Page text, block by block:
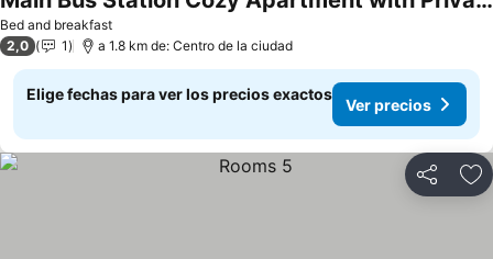
Bed and breakfast
2,0 1 a 1.8 km de: Centro de la ciudad
Elige fechas para ver los precios exactos
Ver precios
Compartir